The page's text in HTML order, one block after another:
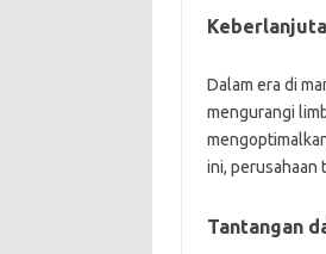
Dalam era di
mengurangi
ini, perusahaan
Tantangan